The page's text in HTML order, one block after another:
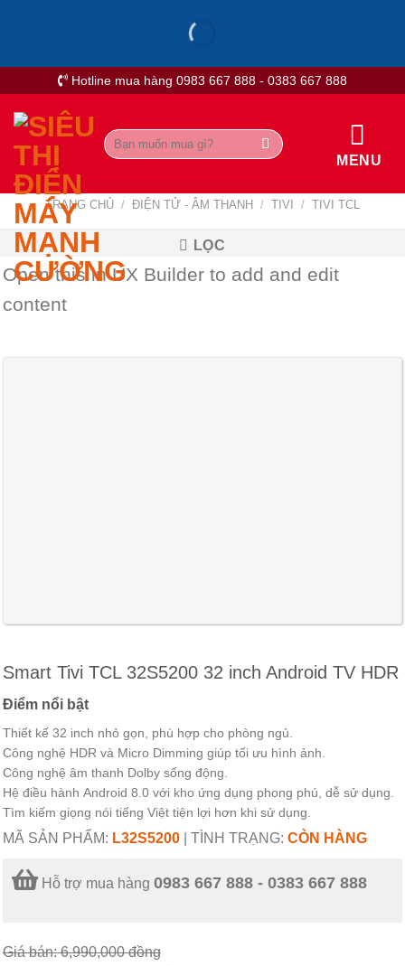
Hotline mua hàng 0983 667 888 - 0383 667 888
Tìm
kiếm:
MENU
TRANG CHỦ / ĐIỆN TỬ - ÂM THANH / TIVI / TIVI TCL
LỌC
Open this in UX Builder to add and edit
content
Smart Tivi TCL 32S5200 32 inch Android TV HDR
Điểm nổi bật
Thiết kế 32 inch nhỏ gọn, phù hợp cho phòng ngủ.
Công nghệ HDR và Micro Dimming giúp tối ưu hình ảnh.
Công nghệ âm thanh Dolby sống động.
Hệ điều hành Android 8.0 với kho ứng dụng phong phú, dễ sử dụng.
Tìm kiếm giọng nói tiếng Việt tiện lợi hơn khi sử dụng.
MÃ SẢN PHẨM: L32S5200 TÌNH TRẠNG: CÒN HÀNG
Hỗ trợ mua hàng 0983 667 888 - 0383 667 888
Giá bán: 6,990,000đồng